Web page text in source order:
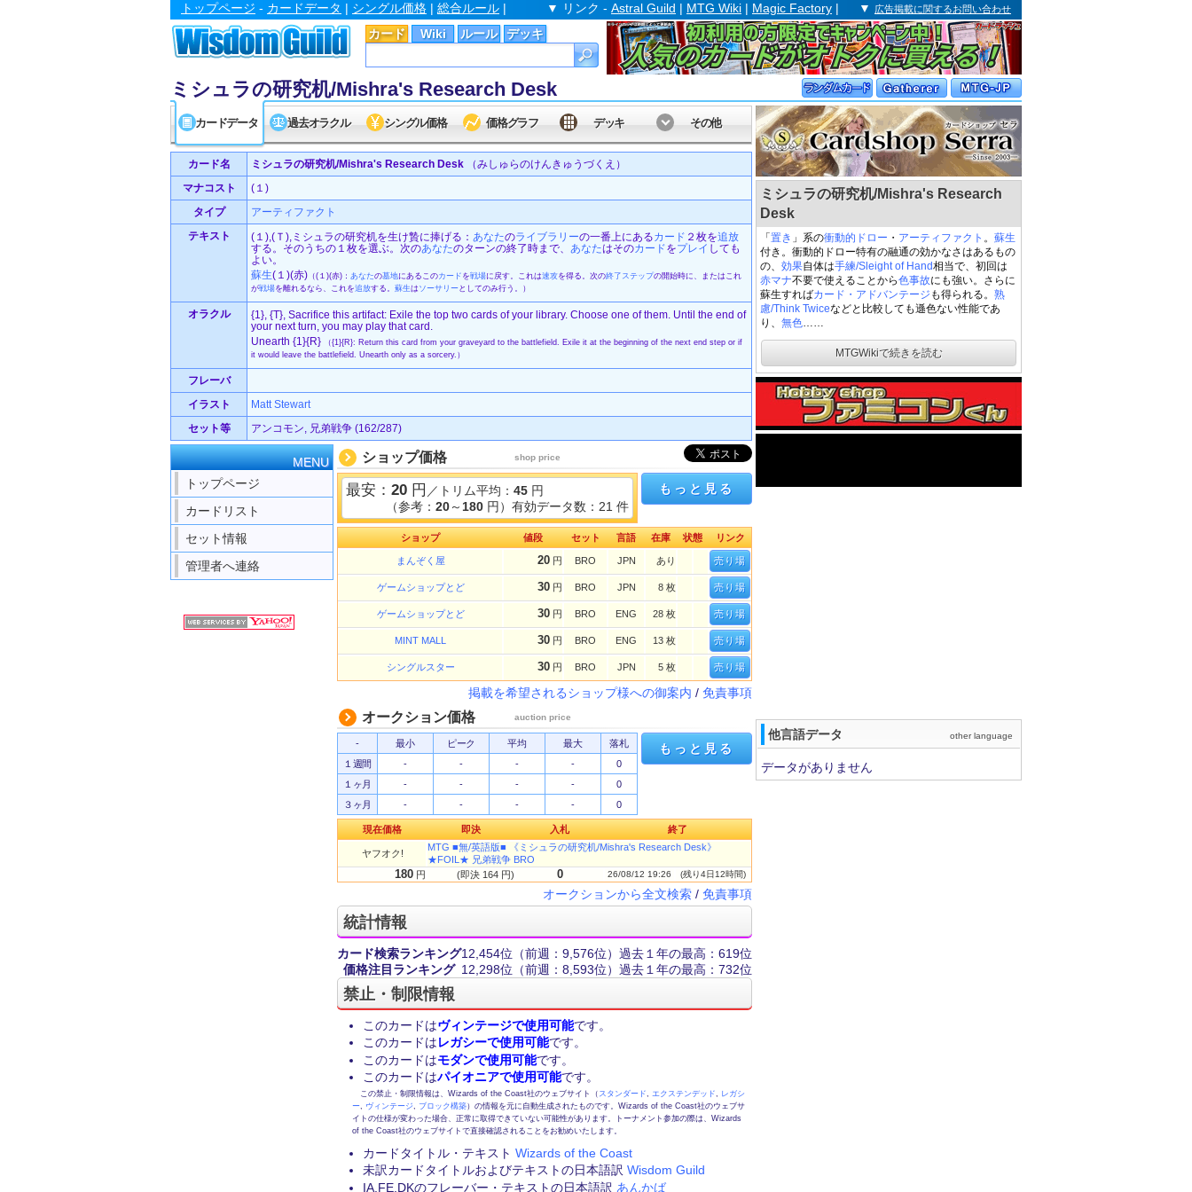
カード Wiki ルール デッキ
トップページ - カードデータ | シングル価格 | 総合ルール | ▼ リンク - Astral Guild | MTG Wiki | Magic Factory | ▼ 広告掲載に関するお問い合わせ
ミシュラの研究机/Mishra's Research Desk
ミシュラの研究机/Mishra's Research
Desk
「 置き 」系の衝動的ドロー ・ アーティファクト 。 蘇生
付き。衝動的ドロー特有の融通の効かなさはあるもの
の、 効果自体は手練/Sleight of Hand相当で、初回は
赤マナ不要で使えることから色事故にも強い。さらに
蘇生すればカード・アドバンテージ も得られる。 熟
慮/Think Twiceなどと比較しても遜色ない性能であ
り、 無色……
MTGWikiで続きを読む
他言語データ other language
データがありません
カードデータ 過去オラクル シングル価格 価格グラフ デッキ その他
カード名 ミシュラの研究机/Mishra's Research Desk （みしゅらのけんきゅうづくえ）
マナコスト
(１)
タイプ
アーティファクト
テキスト
(１),(Ｔ),ミシュラの研究机を生け贄に捧げる： あなたのライブラリーの一番上にあるカード ２枚を追放
する。そのうちの１枚を選ぶ。次のあなたのターンの終了時まで、 あなたはそのカードをプレイ しても
よい。
蘇生(１)(赤) （(１)(赤)： あなたの墓地にあるこのカード を戦場に戻す。これは速攻を得る。次の終了ステップの開始時に、またはこれ
が戦場を離れるなら、これを追放する。 蘇生は ソーサリーとしてのみ行う。）
オラクル
{1}, {T}, Sacrifice this artifact: Exile the top two cards of your library. Choose one of them. Until the end of
your next turn, you may play that card.
Unearth {1}{R}
（{1}{R}: Return this card from your graveyard to the battlefield. Exile it at the beginning of the next end step or if
it would leave the battlefield. Unearth only as a sorcery.）
フレーバ
イラスト
Matt Stewart
セット等
アンコモン, 兄弟戦争 (162/287)
MENU
トップページ
カードリスト
セット情報
管理者へ連絡
ショップ価格 shop price
最安： 20 円 ／トリム平均： 45 円
（参考： 20～ 180 円）有効データ数：21 件
もっと見る
ショップ 値段 セット 言語 在庫 状態 リンク
まんぞく屋 20 円 BRO JPN あり 売り場
ゲームショップとど 30 円 BRO JPN 8 枚 売り場
ゲームショップとど 30 円 BRO ENG 28 枚 売り場
MINT MALL 30 円 BRO ENG 13 枚 売り場
シングルスター 30 円 BRO JPN 5 枚 売り場
掲載を希望されるショップ様への御案内 / 免責事項
オークション価格 auction price
- 最小 ピーク 平均 最大
落札
１週間
- - - -
0
１ヶ月
- - - -
0
３ヶ月
- - - - 0
もっと見る
現在価格 即決 入札 終了
ヤフオク!
MTG ■無/英語版■ 《ミシュラの研究机/Mishra's Research Desk》
★FOIL★ 兄弟戦争 BRO
180 円 (即決 164 円) 0 26/08/12 19:26 (残り4日12時間)
オークションから全文検索 / 免責事項
統計情報
カード検索ランキング12,454位 （前週：9,576位） 過去１年の最高：619位
価格注目ランキング 12,298位 （前週：8,593位） 過去１年の最高：732位
禁止・制限情報
このカードはヴィンテージで使用可能です。
このカードはレガシーで使用可能です。
このカードはモダンで使用可能です。
このカードはパイオニアで使用可能です。
この禁止・制限情報は、Wizards of the Coast社のウェブサイト（ スタンダード エクステンデッド
レガシ
ー
ヴィンテージ ブロック構築）の情報を元に自動生成されたものです。Wizards of the Coast社のウェブサ
イトの仕様が変わった場合、正常に取得できていない可能性があります。トーナメント参加の際は、Wizards
of the Coast社のウェブサイトで直接確認されることをお勧めいたします。
カードタイトル・テキスト Wizards of the Coast
未訳カードタイトルおよびテキストの日本語訳 Wisdom Guild
IA,FE,DKのフレーバー・テキストの日本語訳 あんかば